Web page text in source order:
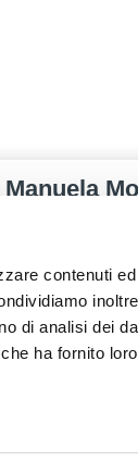
contenuti
di analisi dei
ha fornito
Manuela
T.
+39 0471
E.